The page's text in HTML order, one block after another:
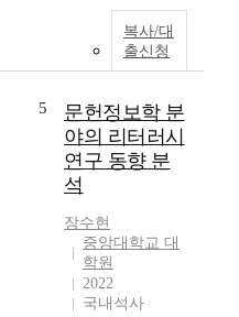
복사/대
출신청
5
문헌정보학 분
야의 리터러시
연구 동향 분
석
장수현
중앙대학교 대
학원
2022
국내석사